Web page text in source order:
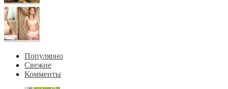
Популярно
Свежие
Комменты